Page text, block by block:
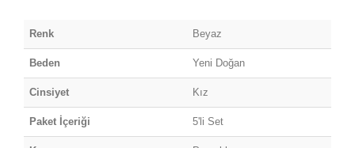
Renk Beyaz
Beden Yeni Doğan
Cinsiyet Kız
Paket İçeriği 5'li Set